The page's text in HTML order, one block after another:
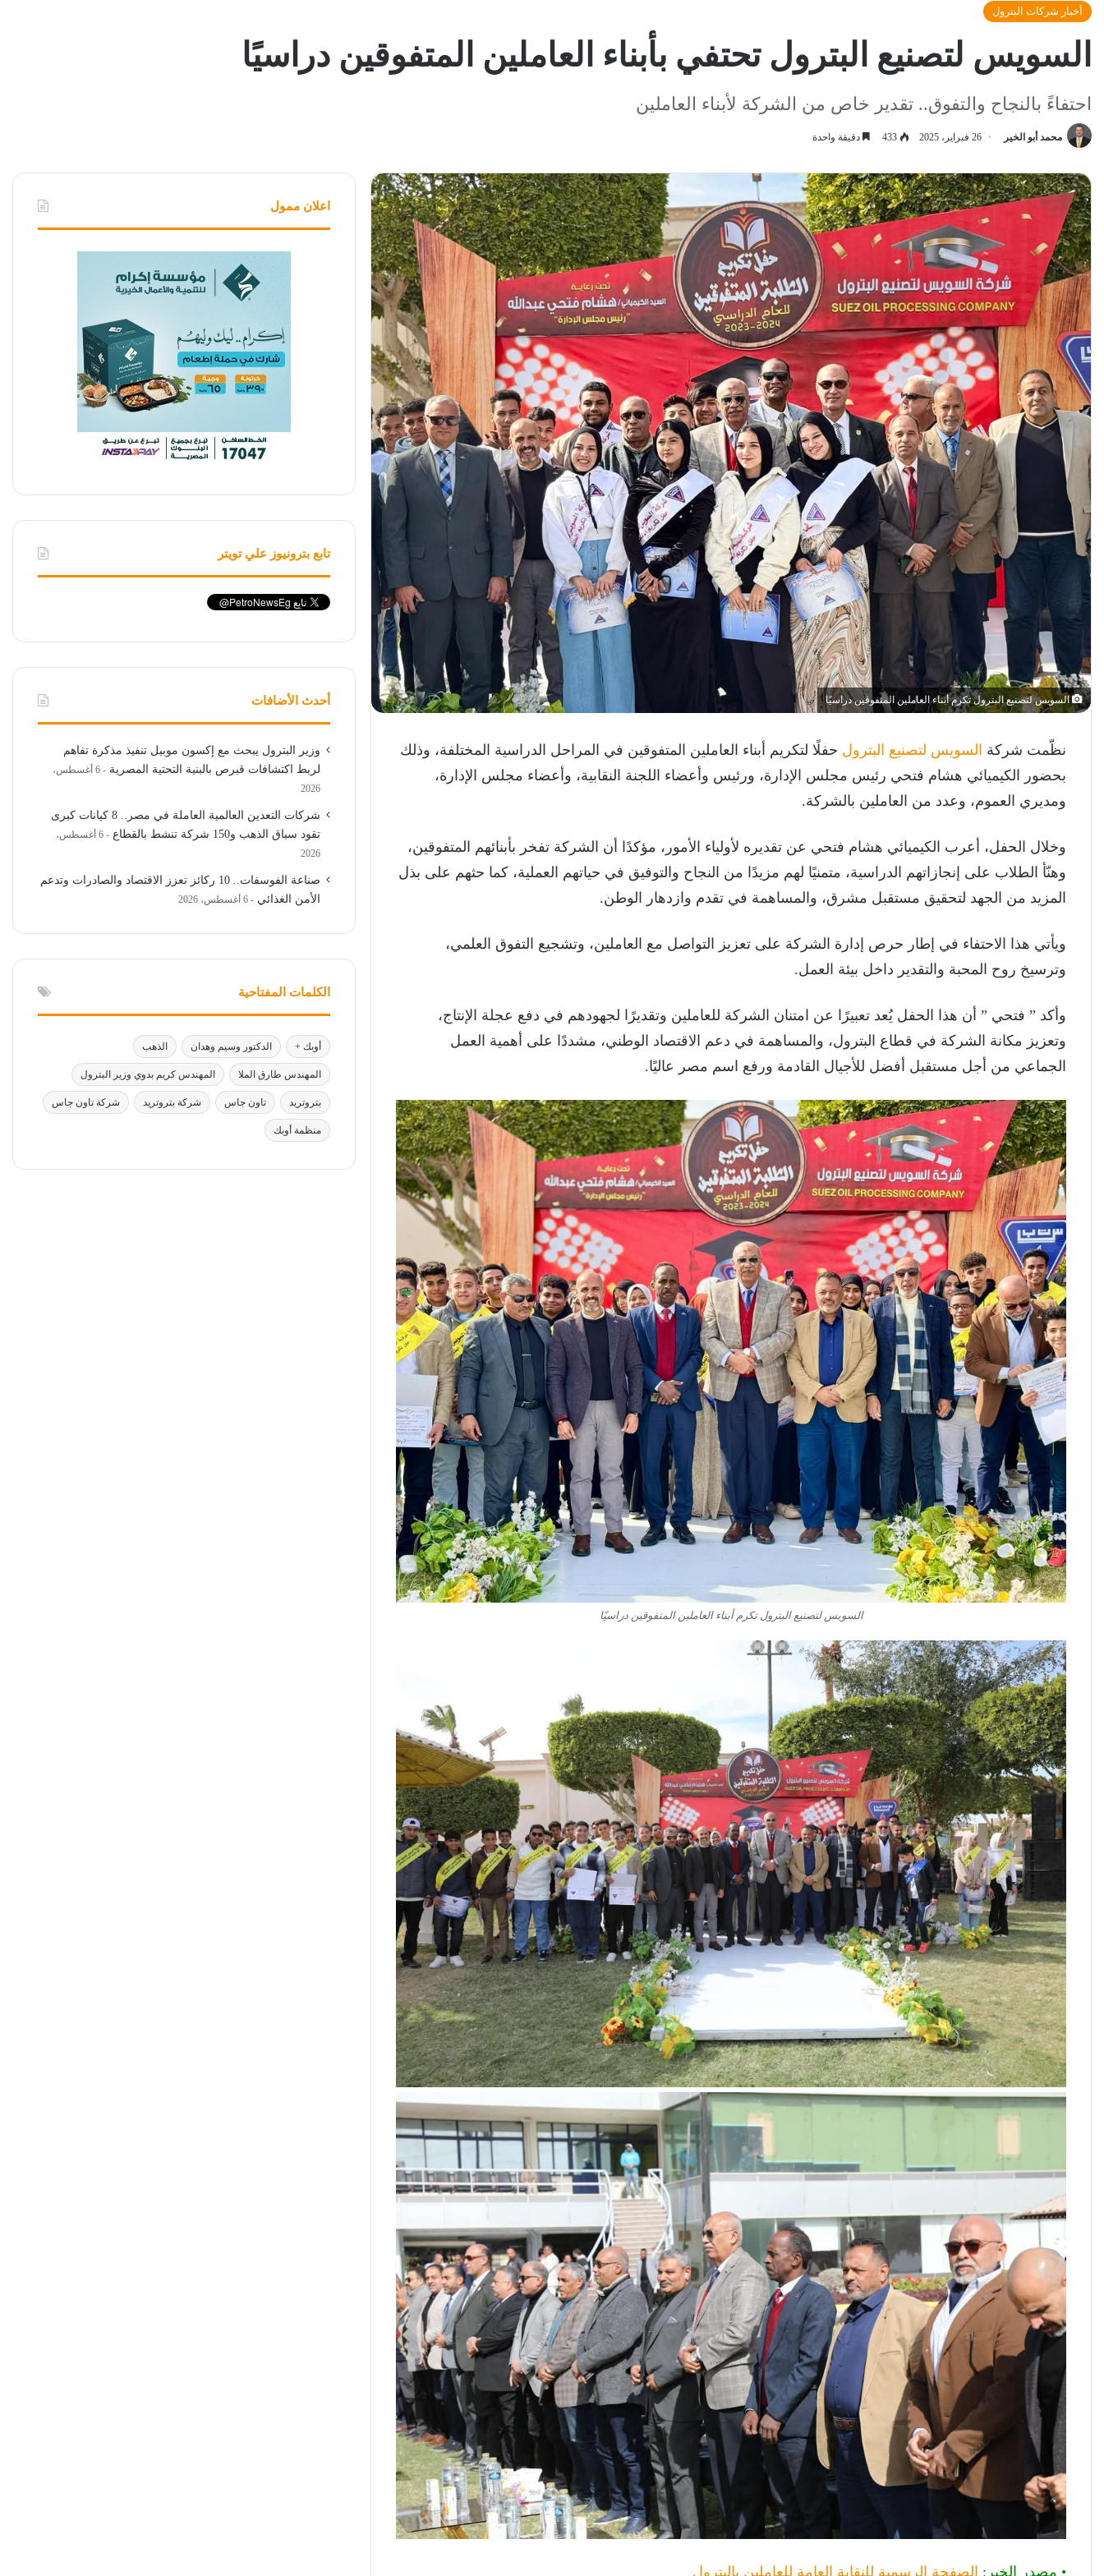
أخبار شركات البترول
السويس لتصنيع البترول تحتفي بأبناء العاملين المتفوقين دراسيًا
احتفاءً بالنجاح والتفوق.. تقدير خاص من الشركة لأبناء العاملين
محمد أبو الخير 26 فبراير، 2025 433 دقيقة واحدة
السويس لتصنيع البترول تكرم أبناء العاملين المتفوقين دراسيًا
نظّمت شركة السويس لتصنيع البترول حفلًا لتكريم أبناء العاملين المتفوقين في المراحل الدراسية المختلفة، وذلك
بحضور الكيميائي هشام فتحي رئيس مجلس الإدارة، ورئيس وأعضاء اللجنة النقابية، وأعضاء مجلس الإدارة،
ومديري العموم، وعدد من العاملين بالشركة.
وخلال الحفل، أعرب الكيميائي هشام فتحي عن تقديره لأولياء الأمور، مؤكدًا أن الشركة تفخر بأبنائهم المتفوقين،
وهنّأ الطلاب على إنجازاتهم الدراسية، متمنيًا لهم مزيدًا من النجاح والتوفيق في حياتهم العملية، كما حثهم على بذل
المزيد من الجهد لتحقيق مستقبل مشرق، والمساهمة في تقدم وازدهار الوطن.
ويأتي هذا الاحتفاء في إطار حرص إدارة الشركة على تعزيز التواصل مع العاملين، وتشجيع التفوق العلمي،
وترسيخ روح المحبة والتقدير داخل بيئة العمل.
وأكد ” فتحي ” أن هذا الحفل يُعد تعبيرًا عن امتنان الشركة للعاملين وتقديرًا لجهودهم في دفع عجلة الإنتاج،
وتعزيز مكانة الشركة في قطاع البترول، والمساهمة في دعم الاقتصاد الوطني، مشددًا على أهمية العمل
الجماعي من أجل مستقبل أفضل للأجيال القادمة ورفع اسم مصر عاليًا.
السويس لتصنيع البترول تكرم أبناء العاملين المتفوقين دراسيًا
• مصدر الخبر: الصفحة الرسمية للنقابة العامة للعاملين بالبترول
اعلان ممول
تابع بترونيوز علي تويتر
أحدث الأضافات
وزير البترول يبحث مع إكسون موبيل تنفيذ مذكرة تفاهم
لربط اكتشافات قبرص بالبنية التحتية المصرية
6 أغسطس،
2026
شركات التعدين العالمية العاملة في مصر.. 8 كيانات كبرى
تقود سباق الذهب و150 شركة تنشط بالقطاع
6 أغسطس،
2026
صناعة الفوسفات.. 10 ركائز تعزز الاقتصاد والصادرات وتدعم
الأمن الغذائي
6 أغسطس، 2026
الكلمات المفتاحية
أوبك + الدكتور وسيم وهدان الذهب
المهندس طارق الملا المهندس كريم بدوي وزير البترول
بتروتريد تاون جاس شركة بتروتريد شركة تاون جاس
منظمة أوبك